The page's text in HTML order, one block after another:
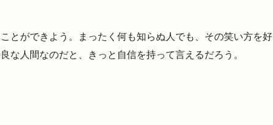
とができよう。まったく何も知らぬ人でも、その笑い方を好
な人間なのだと、きっと自信を持って言えるだろう。